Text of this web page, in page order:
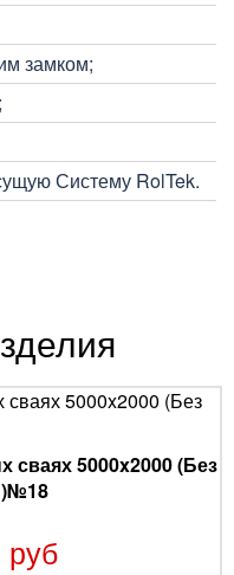
замком;
Систему RolTek.
сваях 5000x2000 (Без
руб